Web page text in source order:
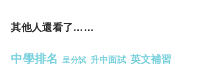
其他人還看了……
中學排名 呈分試 升中面試 英文補習